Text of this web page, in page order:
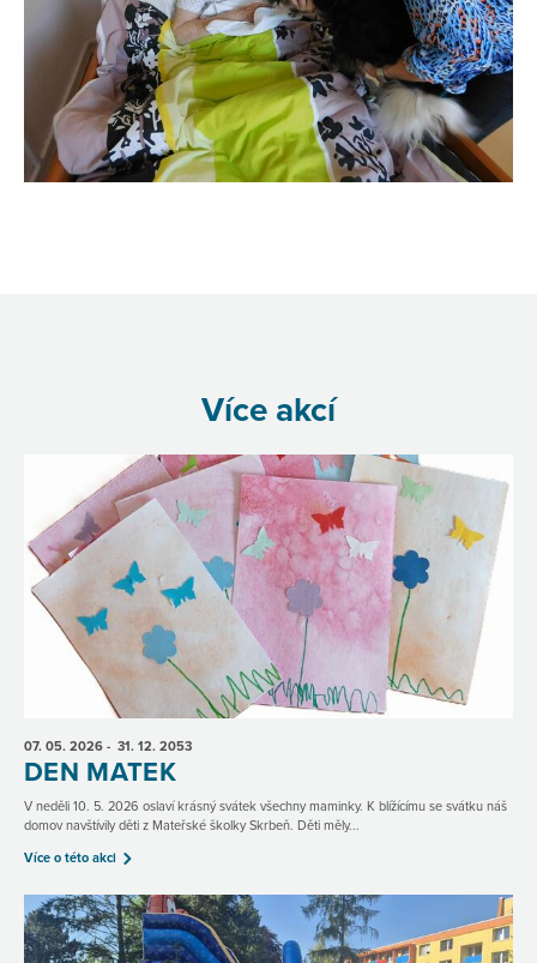
Více akcí
07. 05. 2026 - 31. 12. 2053
DEN MATEK
V neděli 10. 5. 2026 oslaví krásný svátek všechny maminky. K blížícímu se svátku náš
domov navštívily děti z Mateřské školky Skrbeň. Děti měly...
Více o této akci